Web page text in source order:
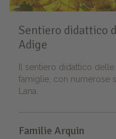
Sentiero didattico
Adige
Il sentiero didattico
famiglie, con numerose
Lana.
Familie Arquin